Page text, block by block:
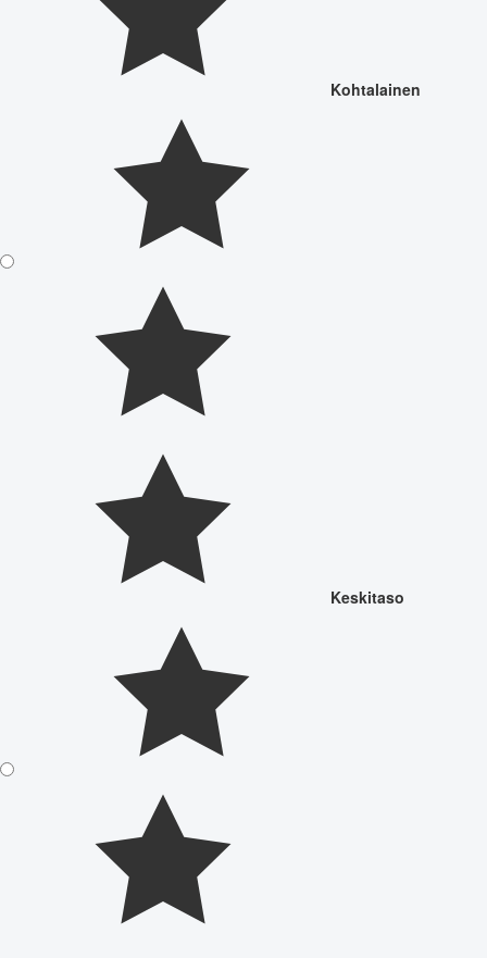
Kohtalainen
Keskitaso